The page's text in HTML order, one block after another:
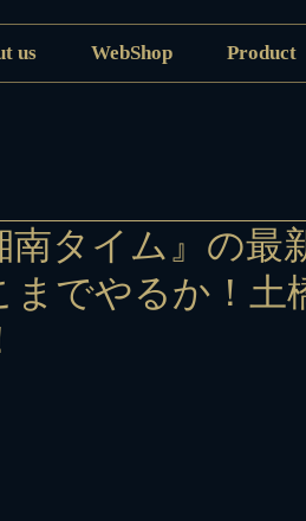
us WebShop Product
南タイム』の最
までやるか！土